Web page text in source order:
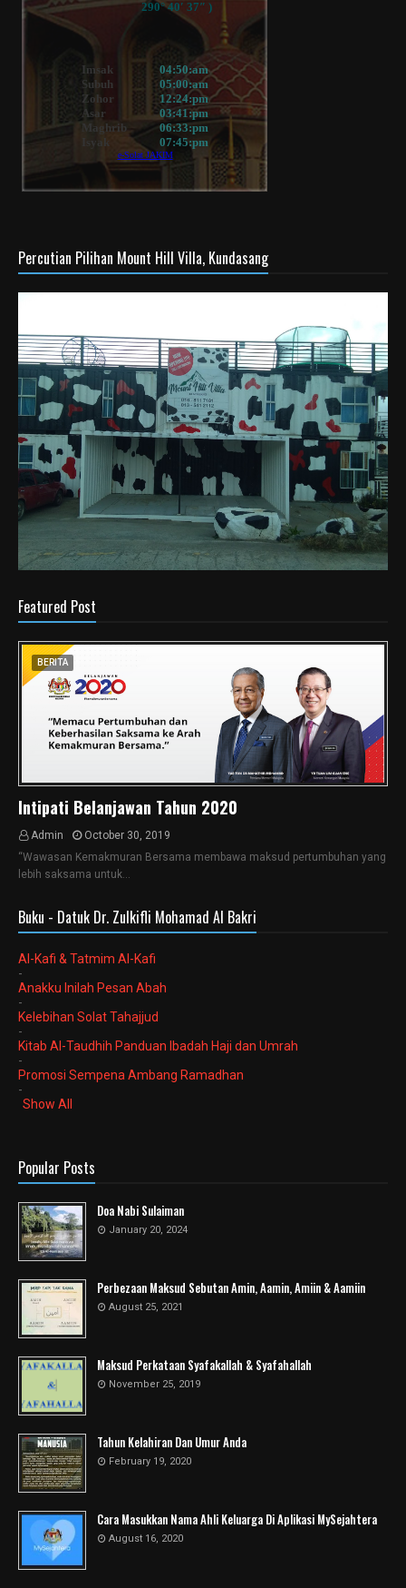
Percutian Pilihan Mount Hill Villa, Kundasang
Featured Post
BERITA
Intipati Belanjawan Tahun 2020
Admin
October 30, 2019
“Wawasan Kemakmuran Bersama membawa maksud pertumbuhan yang
lebih saksama untuk…
Buku - Datuk Dr. Zulkifli Mohamad Al Bakri
Al-Kafi & Tatmim Al-Kafi
-
Anakku Inilah Pesan Abah
-
Kelebihan Solat Tahajjud
-
Kitab Al-Taudhih Panduan Ibadah Haji dan Umrah
-
Promosi Sempena Ambang Ramadhan
-
Show All
Popular Posts
Doa Nabi Sulaiman
January 20, 2024
Perbezaan Maksud Sebutan Amin, Aamin, Amiin & Aamiin
August 25, 2021
Maksud Perkataan Syafakallah & Syafahallah
November 25, 2019
Tahun Kelahiran Dan Umur Anda
February 19, 2020
Cara Masukkan Nama Ahli Keluarga Di Aplikasi MySejahtera
August 16, 2020